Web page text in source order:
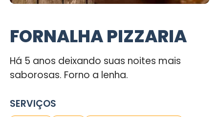
FORNALHA PIZZARIA
Há 5 anos deixando suas noites mais
saborosas. Forno a lenha.
SERVIÇOS